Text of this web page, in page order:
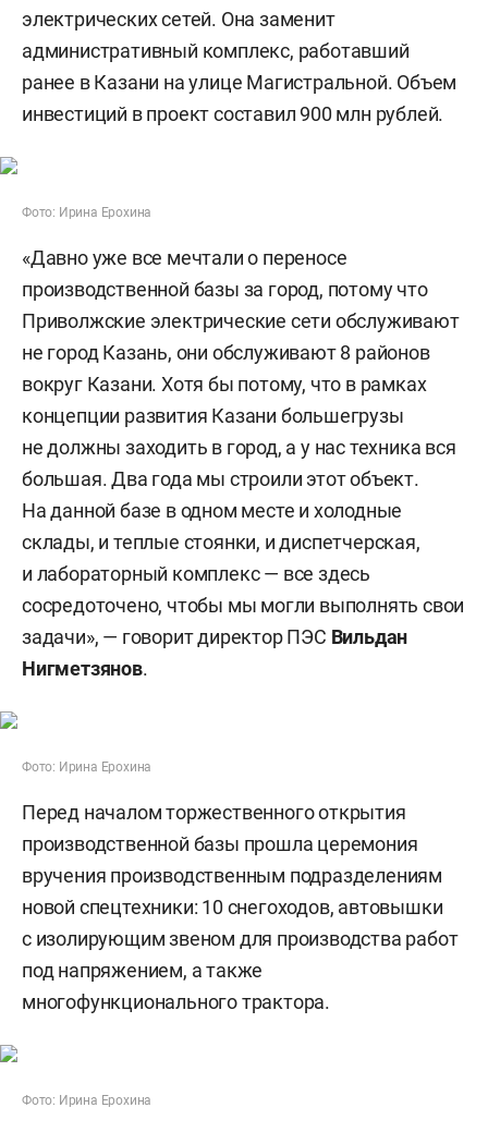
электрических сетей. Она заменит
административный комплекс, работавший
ранее в Казани на улице Магистральной. Объем
инвестиций в проект составил 900 млн рублей.
Фото: Ирина Ерохина
«Давно уже все мечтали о переносе
производственной базы за город, потому что
Приволжские электрические сети обслуживают
не город Казань, они обслуживают 8 районов
вокруг Казани. Хотя бы потому, что в рамках
концепции развития Казани большегрузы
не должны заходить в город, а у нас техника вся
большая. Два года мы строили этот объект.
На данной базе в одном месте и холодные
склады, и теплые стоянки, и диспетчерская,
и лабораторный комплекс — все здесь
сосредоточено, чтобы мы могли выполнять свои
задачи», — говорит директор ПЭС Вильдан
Нигметзянов.
Фото: Ирина Ерохина
Перед началом торжественного открытия
производственной базы прошла церемония
вручения производственным подразделениям
новой спецтехники: 10 снегоходов, автовышки
с изолирующим звеном для производства работ
под напряжением, а также
многофункционального трактора.
Фото: Ирина Ерохина